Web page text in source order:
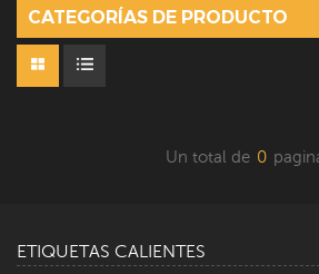
CATEGORÍAS DE PRODUCTO
Un total de 0
ETIQUETAS CALIENTES